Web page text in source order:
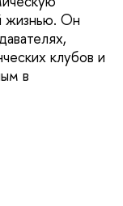
жизнью. Он
клубов и
в